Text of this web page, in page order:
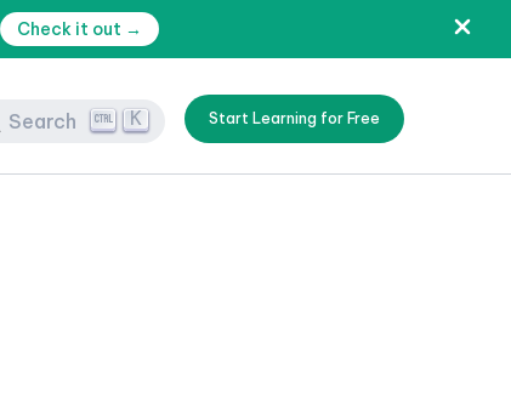
Check it out →
Search K Start Learning for Free